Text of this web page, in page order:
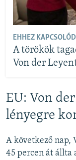
EHHEZ
A törökök
Von der
EU: Von
lényegre
A következő nap,
45 percen át állta